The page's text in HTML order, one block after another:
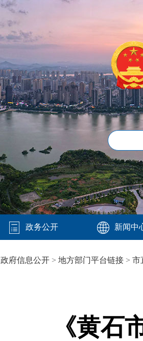
政务公开 新闻中
政府信息公开 > 地方部门平台链接 > 市
《黄石